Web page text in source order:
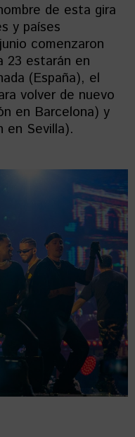
de esta gira
y países
comenzaron
23 estarán en
(España), el
volver de nuevo
en Barcelona) y
en Sevilla).